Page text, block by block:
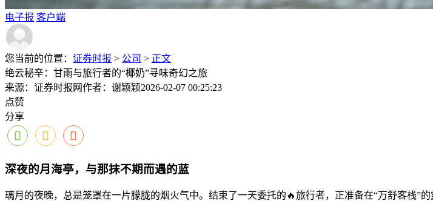
电子报 客户端
您当前的位置： 证券时报 > 公司 > 正文
绝云秘辛：甘雨与旅行者的“椰奶”寻味奇幻之旅
来源：证券时报网作者：谢颖颖2026-02-07 00:25:23
点赞
分享
深夜的月海亭，与那抹不期而遇的蓝
璃月的夜晚，总是笼罩在一片朦胧的烟火气中。结束了一天委托的🔥旅行者，正准备在“万舒客栈”